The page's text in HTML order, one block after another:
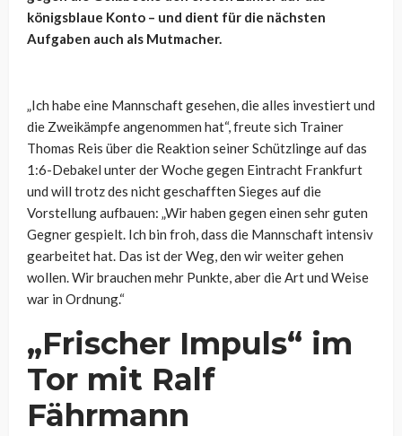
königsblaue Konto – und dient für die nächsten
Aufgaben auch als Mutmacher.
„Ich habe eine Mannschaft gesehen, die alles investiert und
die Zweikämpfe angenommen hat“, freute sich Trainer
Thomas Reis über die Reaktion seiner Schützlinge auf das
1:6-Debakel unter der Woche gegen Eintracht Frankfurt
und will trotz des nicht geschafften Sieges auf die
Vorstellung aufbauen: „Wir haben gegen einen sehr guten
Gegner gespielt. Ich bin froh, dass die Mannschaft intensiv
gearbeitet hat. Das ist der Weg, den wir weiter gehen
wollen. Wir brauchen mehr Punkte, aber die Art und Weise
war in Ordnung.“
„Frischer Impuls“ im
Tor mit Ralf
Fährmann